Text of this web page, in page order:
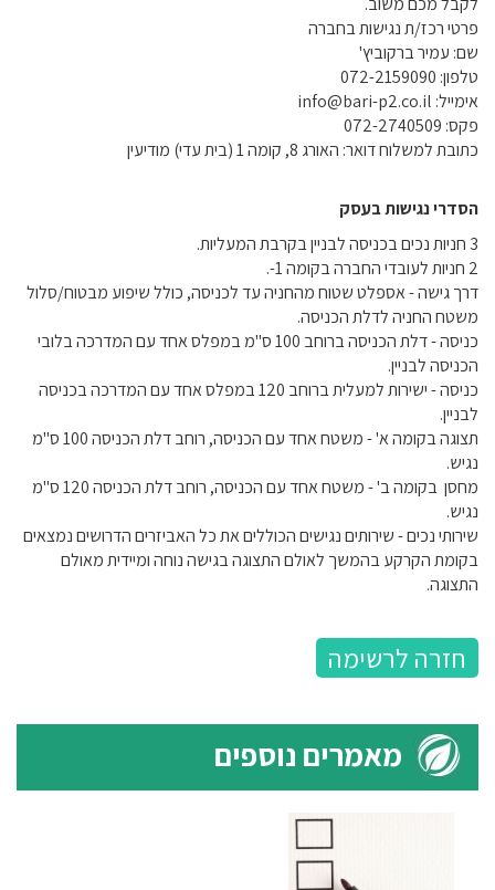
פרטי רכז/ת נגישות בחברה
שם: עמיר ברקוביץ'
טלפון: 072-2159090
אימייל: info@bari-p2.co.il
פקס: 072-2740509
כתובת למשלוח דואר: האורג 8, קומה 1 (בית עדי) מודיעין
הסדרי נגישות בעסק
3 חניות נכים בכניסה לבניין בקרבת המעליות.
2 חניות לעובדי החברה בקומה 1-.
דרך גישה - אספלט שטוח מהחניה עד לכניסה, כולל שיפוע מבטוח/סלול
משטח החניה לדלת הכניסה.
כניסה - דלת הכניסה ברוחב 100 ס"מ במפלס אחד עם המדרכה בלובי
הכניסה לבניין.
כניסה - ישירות למעלית ברוחב 120 במפלס אחד עם המדרכה בכניסה
לבניין.
תצוגה בקומה א' - משטח אחד עם הכניסה, רוחב דלת הכניסה 100 ס"מ
נגיש.
מחסן בקומה ב' - משטח אחד עם הכניסה, רוחב דלת הכניסה 120 ס"מ
נגיש.
שירותי נכים - שירותים נגישים הכוללים את כל האביזרים הדרושים נמצאים
בקומת הקרקע בהמשך לאולם התצוגה בגישה נוחה ומיידית מאולם
התצוגה.
חזרה לרשימה
מאמרים נוספים